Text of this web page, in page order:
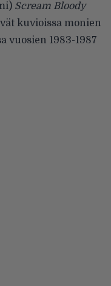
Scream Bloody
kuvioissa monien
vuosien 1983-1987